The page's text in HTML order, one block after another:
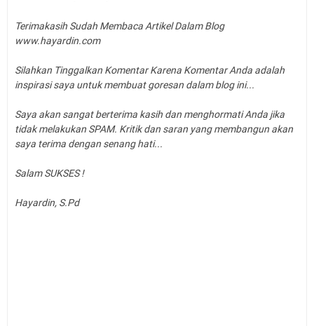
Terimakasih Sudah Membaca Artikel Dalam Blog
www.hayardin.com
Silahkan Tinggalkan Komentar Karena Komentar Anda adalah
inspirasi saya untuk membuat goresan dalam blog ini...
Saya akan sangat berterima kasih dan menghormati Anda jika
tidak melakukan SPAM. Kritik dan saran yang membangun akan
saya terima dengan senang hati...
Salam SUKSES !
Hayardin, S.Pd